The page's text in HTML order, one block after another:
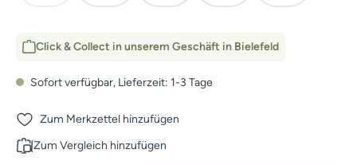
Click & Collect in unserem Geschäft in Bielefeld
Sofort verfügbar, Lieferzeit: 1-3 Tage
Zum Merkzettel hinzufügen
Zum Vergleich hinzufügen